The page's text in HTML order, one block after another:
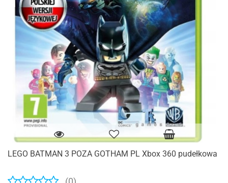
LEGO BATMAN 3 POZA GOTHAM PL Xbox 360 pudełkowa